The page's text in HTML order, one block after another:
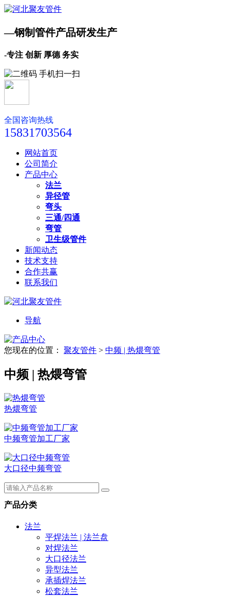
—钢制管件产品研发生产
-专注 创新 厚德 务实
全国咨询热线
15831703564
网站首页
公司简介
产品中心
法兰
异径管
弯头
三通/四通
弯管
卫生级管件
新闻动态
技术支持
合作共赢
联系我们
导航
您现在的位置： 聚友管件 > 中频 | 热煨弯管
中频 | 热煨弯管
热煨弯管
中频弯管加工厂家
大口径中频弯管
产品分类
法兰
平焊法兰 | 法兰盘
对焊法兰
大口径法兰
异型法兰
承插焊法兰
松套法兰